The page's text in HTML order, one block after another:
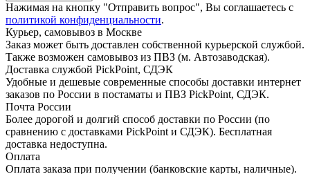
Нажимая на кнопку "Отправить вопрос", Вы соглашаетесь с
политикой конфиденциальности.
Курьер, самовывоз в Москве
Заказ может быть доставлен собственной курьерской службой.
Также возможен самовывоз из ПВЗ (м. Автозаводская).
Доставка службой PickPoint, СДЭК
Удобные и дешевые современные способы доставки интернет
заказов по России в постаматы и ПВЗ PickPoint, СДЭК.
Почта России
Более дорогой и долгий способ доставки по России (по
сравнению с доставками PickPoint и СДЭК). Бесплатная
доставка недоступна.
Оплата
Оплата заказа при получении (банковские карты, наличные).